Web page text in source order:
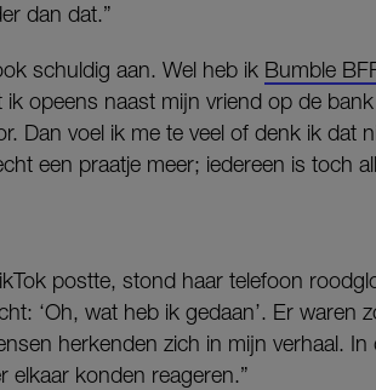
dan dat.”
schuldig aan. Wel heb ik Bumble
ik opeens naast mijn vriend op de
Dan voel ik me te veel of denk ik dat
een praatje meer; iedereen is toch
postte, stond haar telefoon
‘Oh, wat heb ik gedaan’. Er waren
herkenden zich in mijn verhaal.
elkaar konden reageren.”